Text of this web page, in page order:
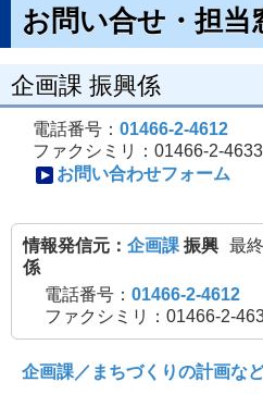
お問い合せ・担当
企画課 振興係
電話番号： 01466-2-4612
ファクシミリ：01466-2-4633
お問い合わせフォーム
最
情報発信元： 企画課 振興
係
電話番号： 01466-2-4612
ファクシミリ：01466-2-
企画課／まちづくりの計画な